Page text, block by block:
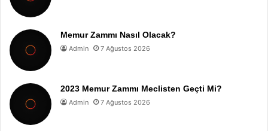
Memur Zammı Nasıl Olacak?
Admin 7 Ağustos 2026
2023 Memur Zammı Meclisten Geçti Mi?
Admin 7 Ağustos 2026